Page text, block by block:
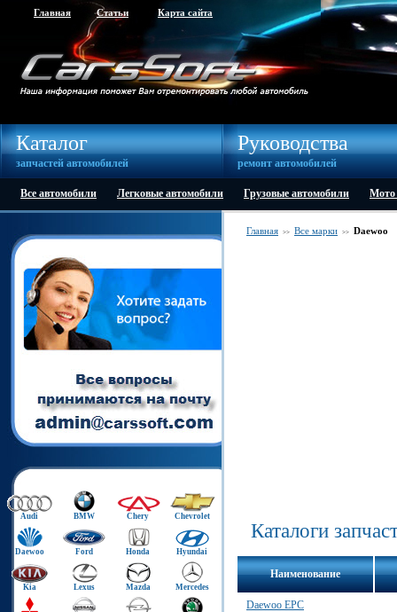
Главная Статьи Карта сайта
Каталог
запчастей автомобилей
Руководства
ремонт автомобилей
Все автомобили Легковые автомобили Грузовые автомобили Мото
Audi BMW Chery Chevrolet
Daewoo Ford Honda Hyundai
Kia Lexus Mazda Mercedes
Главная >> Все марки >> Daewoo
Каталоги
Наименование
Daewoo EPC